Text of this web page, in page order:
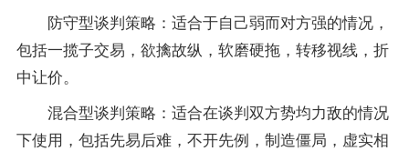
防守型谈判策略：适合于自己弱而对方强的情况，
包括一揽子交易，欲擒故纵，软磨硬拖，转移视线，折
中让价。
混合型谈判策略：适合在谈判双方势均力敌的情况
下使用，包括先易后难，不开先例，制造僵局，虚实相